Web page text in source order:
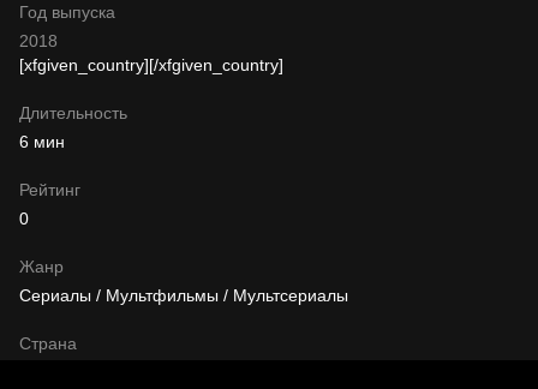
Год выпуска
2018
Жанр
Сериалы / Мультфильмы / Мультсериалы
Длительность
6 мин
[xfgiven_country]
Страна
[/xfgiven_country]
Рейтинг
0